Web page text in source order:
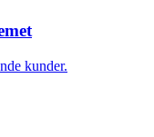
kunder.